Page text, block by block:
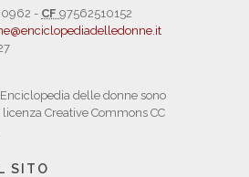
- CF 97562510152
delle donne sono
Creative Commons CC
SITO